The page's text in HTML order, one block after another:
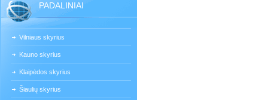
PADALINIAI
Vilniaus skyrius
Kauno skyrius
Klaipėdos skyrius
Šiaulių skyrius